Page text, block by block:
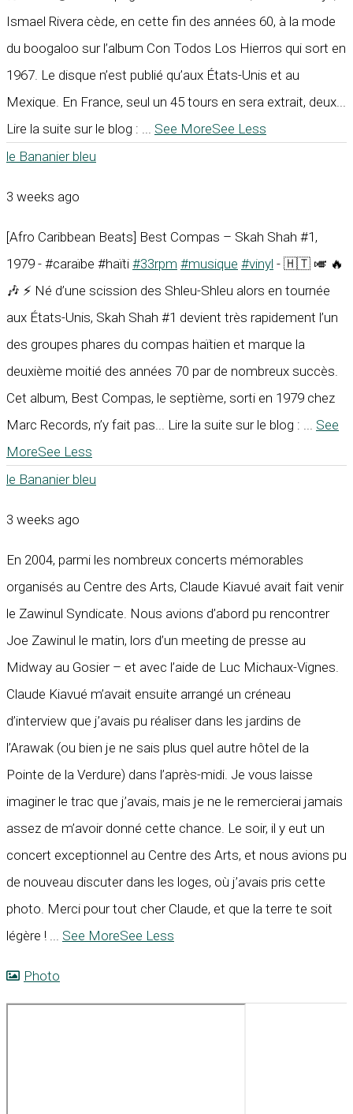
Ismael Rivera cède, en cette fin des années 60, à la mode
du boogaloo sur l’album Con Todos Los Hierros qui sort en
1967. Le disque n’est publié qu’aux États-Unis et au
Mexique. En France, seul un 45 tours en sera extrait, deux...
Lire la suite sur le blog : ... See MoreSee Less
le Bananier bleu
3 weeks ago
[Afro Caribbean Beats] Best Compas – Skah Shah #1,
1979 - #caraïbe #haïti #33rpm #musique #vinyl - 🇭🇹 🎺 🔥
🎶 ⚡ Né d’une scission des Shleu-Shleu alors en tournée
aux États-Unis, Skah Shah #1 devient très rapidement l’un
des groupes phares du compas haïtien et marque la
deuxième moitié des années 70 par de nombreux succès.
Cet album, Best Compas, le septième, sorti en 1979 chez
Marc Records, n’y fait pas... Lire la suite sur le blog : ... See
MoreSee Less
le Bananier bleu
3 weeks ago
En 2004, parmi les nombreux concerts mémorables
organisés au Centre des Arts, Claude Kiavué avait fait venir
le Zawinul Syndicate. Nous avions d’abord pu rencontrer
Joe Zawinul le matin, lors d’un meeting de presse au
Midway au Gosier – et avec l’aide de Luc Michaux-Vignes.
Claude Kiavué m’avait ensuite arrangé un créneau
d’interview que j’avais pu réaliser dans les jardins de
l’Arawak (ou bien je ne sais plus quel autre hôtel de la
Pointe de la Verdure) dans l’après-midi. Je vous laisse
imaginer le trac que j’avais, mais je ne le remercierai jamais
assez de m’avoir donné cette chance. Le soir, il y eut un
concert exceptionnel au Centre des Arts, et nous avions pu
de nouveau discuter dans les loges, où j’avais pris cette
photo. Merci pour tout cher Claude, et que la terre te soit
légère ! ... See MoreSee Less
Photo